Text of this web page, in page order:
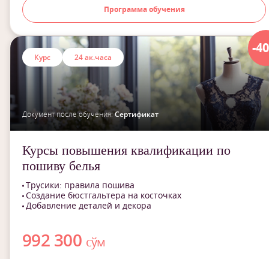
Программа обучения
-
Курс 24 ак.часа
Документ после обучения:Сертификат
Курсы повышения квалификации по
пошиву белья
Трусики: правила пошива
Создание бюстгальтера на косточках
Добавление деталей и декора
992 300 сўм